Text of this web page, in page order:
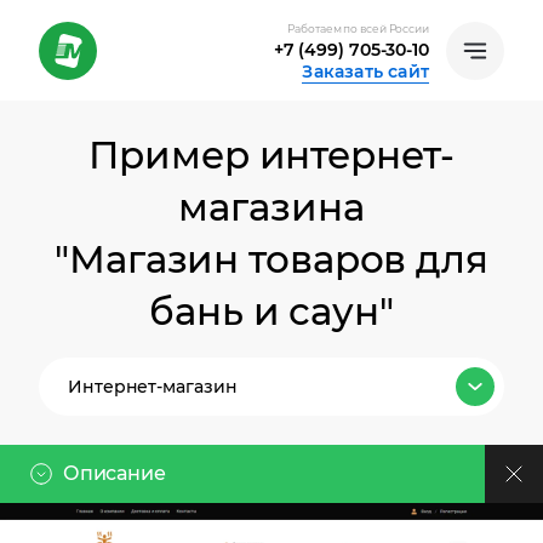
Работаем по всей России
+7 (499) 705-30-10
Заказать сайт
Пример интернет-
магазина
"Магазин товаров для
бань и саун"
Интернет-магазин
Все тарифы
Лендинг
Описание